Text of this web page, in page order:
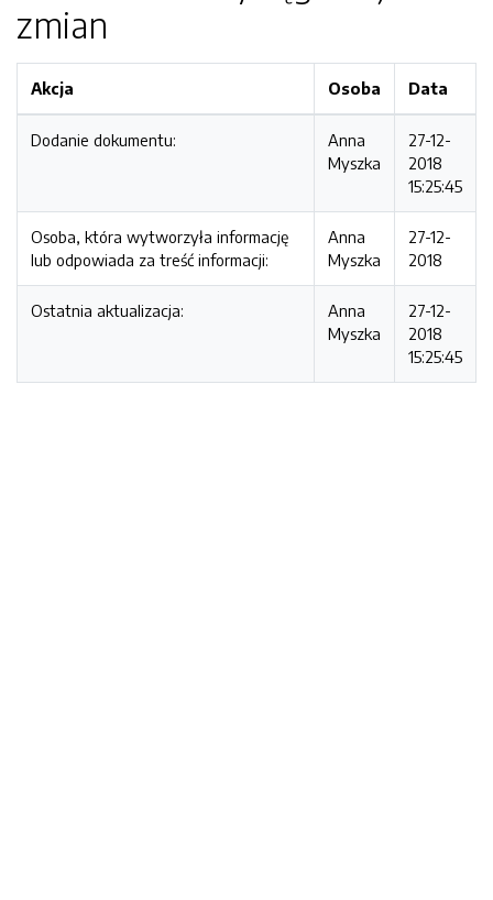
zmian
Akcja Osoba Data
Dodanie dokumentu:
Anna
Myszka
27-12-
2018
15:25:45
Osoba, która wytworzyła informację
lub odpowiada za treść informacji:
Anna
Myszka
27-12-
2018
Ostatnia aktualizacja:
Anna
Myszka
27-12-
2018
15:25:45